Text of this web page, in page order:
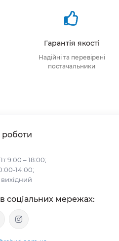
Гарантія якості
Надійні та перевірені
постачальники
роботи
9:00 – 18:00;
14:00;
соціальних мережах: